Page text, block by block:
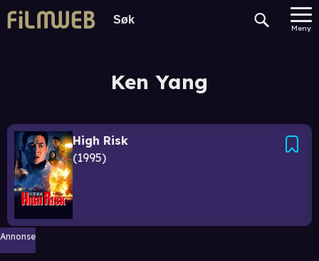
Meny
Ken Yang
High Risk
1995
Annonse